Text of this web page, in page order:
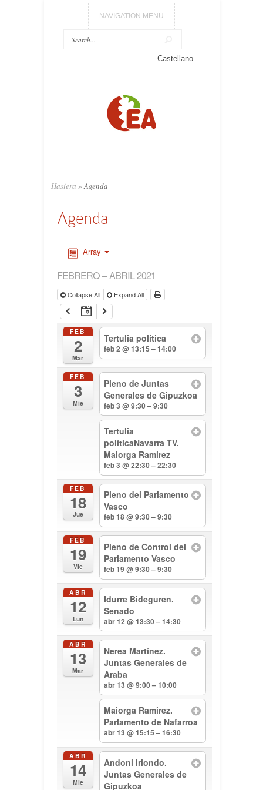
NAVIGATION MENU
Castellano
Hasiera » Agenda
Agenda
Array
FEBRERO – ABRIL 2021
Collapse All Expand All
FEB
2
Mar
Tertulia política
feb 2 @ 13:15 – 14:00
FEB
3
Mie
Pleno de Juntas
Generales de Gipuzkoa
feb 3 @ 9:30 – 9:30
Tertulia
políticaNavarra TV.
Maiorga Ramirez
feb 3 @ 22:30 – 22:30
FEB
18
Jue
Pleno del Parlamento
Vasco
feb 18 @ 9:30 – 9:30
FEB
19
Vie
Pleno de Control del
Parlamento Vasco
feb 19 @ 9:30 – 9:30
ABR
12
Lun
Idurre Bideguren.
Senado
abr 12 @ 13:30 – 14:30
ABR
13
Mar
Nerea Martínez.
Juntas Generales de
Araba
abr 13 @ 9:00 – 10:00
Maiorga Ramirez.
Parlamento de Nafarroa
abr 13 @ 15:15 – 16:30
ABR
14
Mie
Andoni Iriondo.
Juntas Generales de
Gipuzkoa